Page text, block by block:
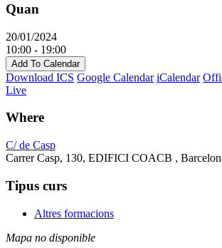
Quan
20/01/2024
10:00 - 19:00
Add To Calendar
Download ICS Google Calendar iCalendar
Live
Where
C/ de Casp
Carrer Casp, 130, EDIFICI COACB ,
Tipus curs
Altres formacions
Mapa no disponible